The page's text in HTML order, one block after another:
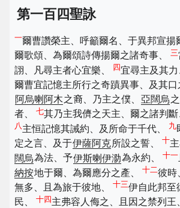
第一百四聖詠
一爾曹讚榮主、呼籲爾名、于異邦宣揚
爾歌頌、為爾頌詩傳揚爾之諸奇事、
三
詡、凡尋主者心宜樂、
四宜尋主及其力
爾曹宜記憶主所行之奇蹟異事、及其口
阿烏喇阿木之裔、乃主之僕、 亞闊烏
者、 七其乃主我儕之天主、爾之諸判斷
八 主恒記憶其誡約、及所命于千代、 九
定之言、及于伊薩阿克所設之誓、 十
闊烏為法、予伊斯喇伊泐為永約、 十一
納按地于爾、為爾應分之產、 十二彼時
無多、且為旅于彼地、 十三伊自此邦至
民、 十四主弗容人侮之、且因之禁列王